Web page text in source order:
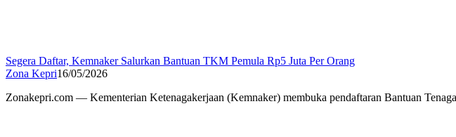
Segera Daftar, Kemnaker Salurkan Bantuan TKM Pemula Rp5 Juta Per Orang
Zona Kepri16/05/2026
Zonakepri.com — Kementerian Ketenagakerjaan (Kemnaker) membuka pendaftaran Bantuan